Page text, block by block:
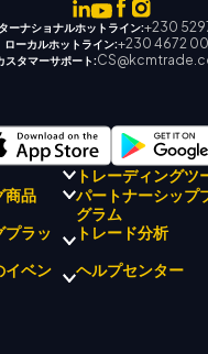
ーナショナルホットライン:+230
ローカルホットライン:+230 4672
スタマーサポート:
いて
フトチーム
トレーディングツ
KCMトレード AI メンタ
ー
KCM トレードシグナ
経済カレンダー
商品
パートナーシップ
グラム
プラッ
トレード分析
マーケットアナリス
イベン
ヘルプセンター